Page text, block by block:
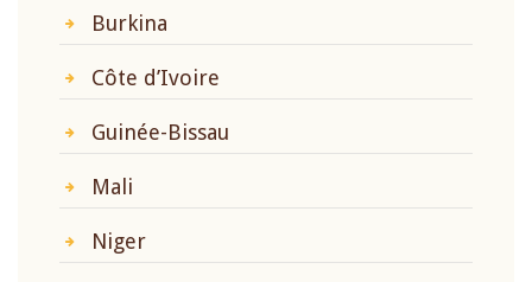
Burkina
Côte d’Ivoire
Guinée-Bissau
Mali
Niger